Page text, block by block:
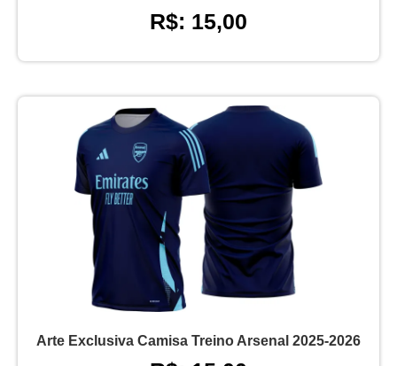
R$: 15,00
Arte Exclusiva Camisa Treino Arsenal 2025-2026